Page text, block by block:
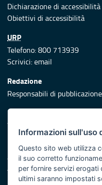
Dichiarazione di accessibilità
Obiettivi di accessibilità
URP
Telefono: 800 713939
Scrivici:email
Redazione
Responsabili di pubblicazione
Protezione civile
Vai al sito di Protezione Civile
Iniziativa finanziata con
Asse XI
Informazioni sull'uso
Questo sito web utilizza
il suo corretto
per fornire servizi erogati
ultimi saranno impostati